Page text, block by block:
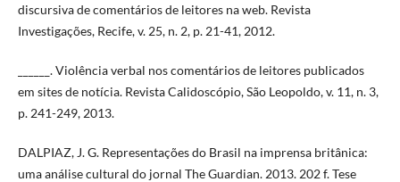
discursiva de comentários de leitores na web. Revista
Investigações, Recife, v. 25, n. 2, p. 21-41, 2012.
______. Violência verbal nos comentários de leitores publicados
em sites de notícia. Revista Calidoscópio, São Leopoldo, v. 11, n. 3,
p. 241-249, 2013.
DALPIAZ, J. G. Representações do Brasil na imprensa britânica:
uma análise cultural do jornal The Guardian. 2013. 202 f. Tese